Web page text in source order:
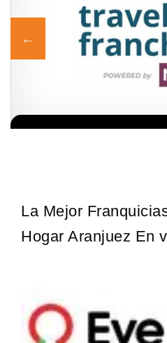
La Mejor
Hogar Aranjuez En